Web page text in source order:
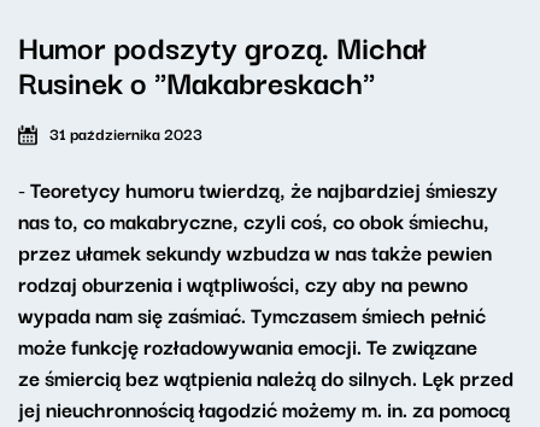
Humor podszyty grozą. Michał
Rusinek o "Makabreskach"
31 października 2023
- Teoretycy humoru twierdzą, że najbardziej śmieszy
nas to, co makabryczne, czyli coś, co obok śmiechu,
przez ułamek sekundy wzbudza w nas także pewien
rodzaj oburzenia i wątpliwości, czy aby na pewno
wypada nam się zaśmiać. Tymczasem śmiech pełnić
może funkcję rozładowywania emocji. Te związane
ze śmiercią bez wątpienia należą do silnych. Lęk przed
jej nieuchronnością łagodzić możemy m. in. za pomocą